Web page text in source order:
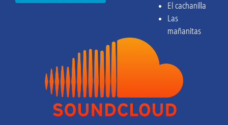
El cachanilla
Las
mañanitas